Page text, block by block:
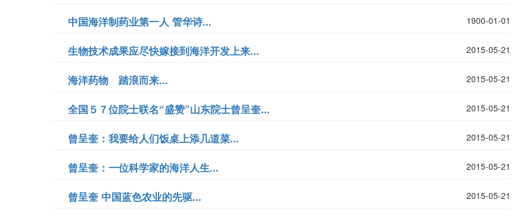
中国海洋制药业第一人 管华诗... 1900-01-01
生物技术成果应尽快嫁接到海洋开发上来... 2015-05-21
海洋药物 踏浪而来... 2015-05-21
全国５７位院士联名“盛赞”山东院士曾呈奎... 2015-05-21
曾呈奎：我要给人们饭桌上添几道菜... 2015-05-21
曾呈奎：一位科学家的海洋人生... 2015-05-21
曾呈奎 中国蓝色农业的先驱... 2015-05-21